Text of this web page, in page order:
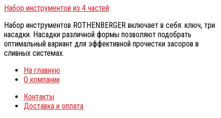
Набор инструментов из 4 частей
Набор инструментов ROTHENBERGER включает в себя: ключ, три
насадки. Насадки различной формы позволяют подобрать
оптимальный вариант для эффективной прочистки засоров в
сливных системах.
На главную
О компании
Контакты
Доставка и оплата